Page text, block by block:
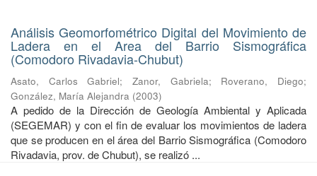
Análisis Geomorfométrico Digital del Movimiento de
Ladera en el Area del Barrio Sismográfica
(Comodoro Rivadavia-Chubut)
Asato, Carlos Gabriel;Zanor, Gabriela; Roverano, Diego;
González, María Alejandra (2003)
A pedido de la Dirección de Geología Ambiental y Aplicada
(SEGEMAR) y con el fin de evaluar los movimientos de ladera
que se producen en el área del Barrio Sismográfica (Comodoro
Rivadavia, prov. de Chubut), se realizó ...